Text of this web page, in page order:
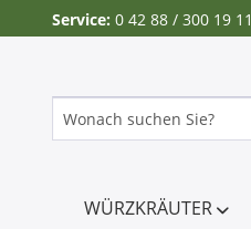
Service: 0 42 88 / 300 19 11
WÜRZKRÄUTER